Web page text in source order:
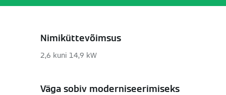
Nimiküttevõimsus
2,6 kuni 14,9 kW
Väga sobiv moderniseerimiseks